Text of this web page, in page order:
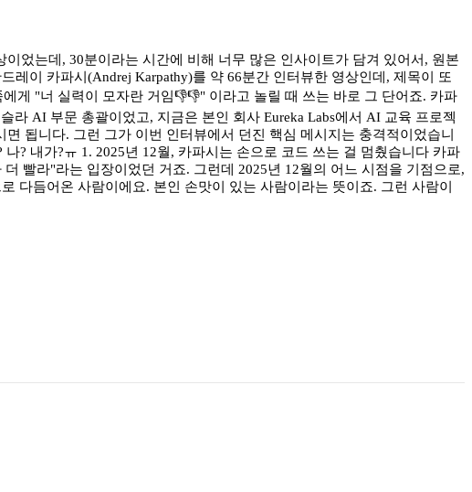
었는데, 30분이라는 시간에 비해 너무 많은 인사이트가 담겨 있어서, 원본
레이 카파시(Andrej Karpathy)를 약 66분간 인터뷰한 영상인데, 제목이 또
에게 "너 실력이 모자란 거임👎👎" 이라고 놀릴 때 쓰는 바로 그 단어죠. 카파
AI 부문 총괄이었고, 지금은 본인 회사 Eureka Labs에서 AI 교육 프로젝
됩니다. 그런 그가 이번 인터뷰에서 던진 핵심 메시지는 충격적이었습니
? 내가?ㅠ 1. 2025년 12월, 카파시는 손으로 코드 쓰는 걸 멈췄습니다 카파
빨라"라는 입장이었던 거죠. 그런데 2025년 12월의 어느 시점을 기점으로,
다듬어온 사람이에요. 본인 손맛이 있는 사람이라는 뜻이죠. 그런 사람이